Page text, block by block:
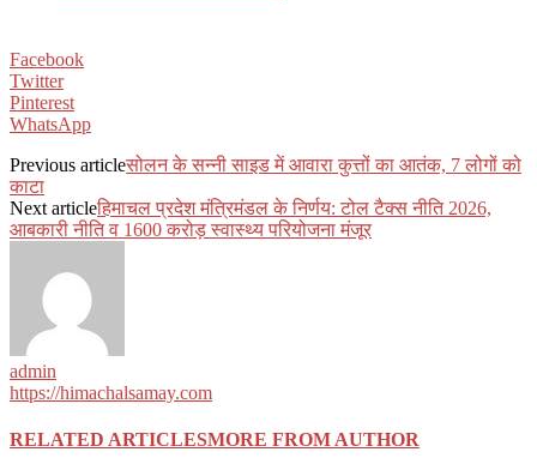
Facebook
Twitter
Pinterest
WhatsApp
Previous articleसोलन के सन्नी साइड में आवारा कुत्तों का आतंक, 7 लोगों को
काटा
Next articleहिमाचल प्रदेश मंत्रिमंडल के निर्णय: टोल टैक्स नीति 2026,
आबकारी नीति व 1600 करोड़ स्वास्थ्य परियोजना मंजूर
admin
https://himachalsamay.com
RELATED ARTICLESMORE FROM AUTHOR